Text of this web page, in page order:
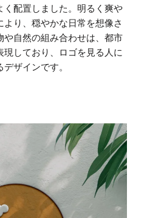
く配置しました。明るく爽や
り、穏やかな日常を想像さ
や自然の組み合わせは、都市
しており、ロゴを見る人に
ザインです。